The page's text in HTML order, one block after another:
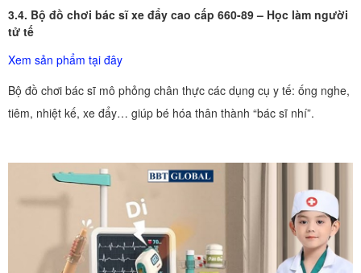
3.4. Bộ đồ chơi bác sĩ xe đẩy cao cấp 660-89 – Học làm người
tử tế
Xem sản phẩm tại đây
Bộ đồ chơi bác sĩ mô phỏng chân thực các dụng cụ y tế: ống nghe,
tiêm, nhiệt kế, xe đẩy… giúp bé hóa thân thành “bác sĩ nhí”.